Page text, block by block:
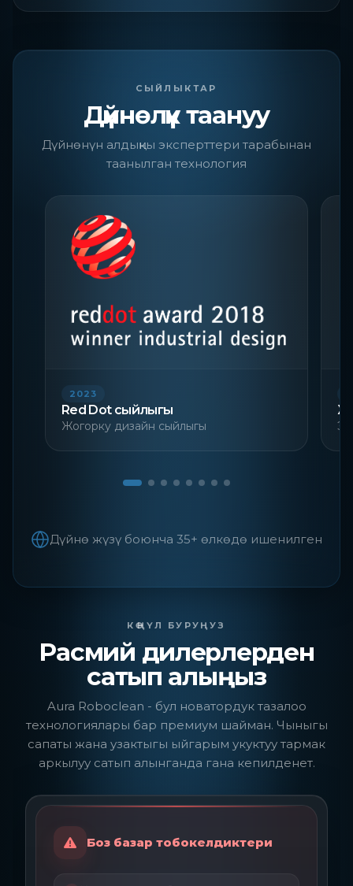
СЫЙЛЫКТАР
Дүйнөлүк таануу
Дүйнөнүн алдыңкы эксперттери тарабынан
таанылган технология
2023
Red Dot сыйлыгы
Жогорку дизайн сыйлыгы
Дүйнө жүзү боюнча 35+ өлкөдө ишенилген
КӨҢҮЛ БУРУҢУЗ
Расмий дилерлерден
сатып алыңыз
Aura Roboclean - бул новатордук тазалоо
технологиялары бар премиум шайман. Чыныгы
сапаты жана узактыгы ыйгарым укуктуу тармак
аркылуу сатып алынганда гана кепилденет.
Боз базар тобокелдиктери